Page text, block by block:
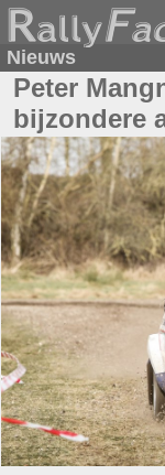
Nieuws
Peter
bijzondere